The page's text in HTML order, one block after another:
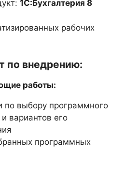
1С:Бухгалтерия 8
рабочих
по внедрению:
работы:
по выбору программного
вариантов его
программных